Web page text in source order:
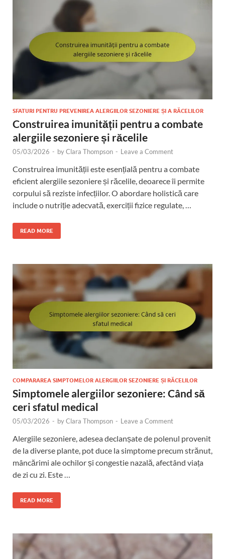
SFATURI PENTRU PREVENIREA ALERGIILOR SEZONIERE ȘI A RĂCELILOR
Construirea imunității pentru a combate
alergiile sezoniere și răcelile
05/03/2026 - byClara Thompson - Leave a Comment
Construirea imunității este esențială pentru a combate
eficient alergiile sezoniere și răcelile, deoarece îi permite
corpului să reziste infecțiilor. O abordare holistică care
include o nutriție adecvată, exerciții fizice regulate, …
READ MORE
COMPARAREA SIMPTOMELOR ALERGIILOR SEZONIERE ȘI RĂCELILOR
Simptomele alergiilor sezoniere: Când să
ceri sfatul medical
05/03/2026 - byClara Thompson - Leave a Comment
Alergiile sezoniere, adesea declanșate de polenul provenit
de la diverse plante, pot duce la simptome precum strănut,
mâncărimi ale ochilor și congestie nazală, afectând viața
de zi cu zi. Este …
READ MORE